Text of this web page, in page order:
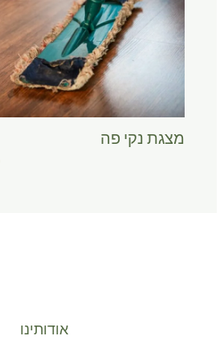
מצגת נקי פה
אודותינו